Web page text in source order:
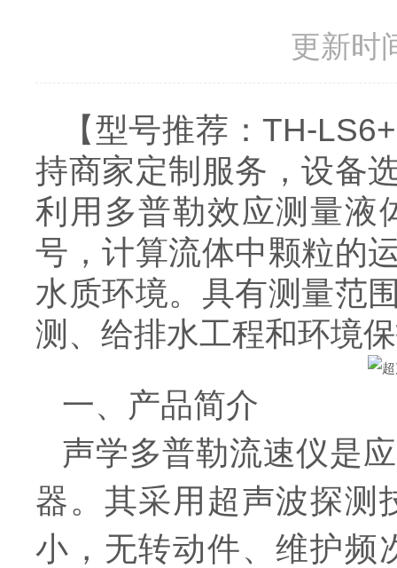
更新时
【型号推荐：TH-LS6+
持商家定制服务，设备
利用多普勒效应测量液
号，计算流体中颗粒的
水质环境。具有测量范
测、给排水工程和环境
一、产品简介
声学多普勒流速仪是
器。其采用超声波探测
小，无转动件、维护频